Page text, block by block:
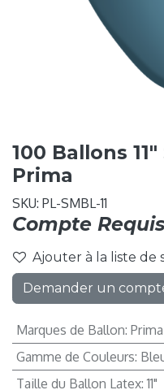
100 Ballons
Prima
SKU: PL-SMBL-11
Compte Requis
Ajouter à la liste de
Demander un
Marques de Ballon: Prima
Gamme de Couleurs:
Taille du Ballon Latex:11"